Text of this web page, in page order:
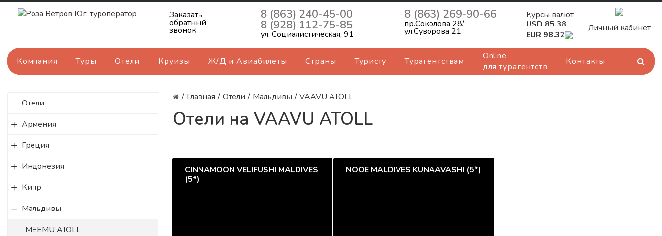
Заказать
обратный
звонок
8 (863) 240-45-00
8 (928) 112-75-85
ул. Социалистическая, 91
8 (863) 269-90-66
пр.Соколова 28/
ул.Суворова 21
Курсы валют
USD 85.38
EUR 98.32
Личный кабинет
Компания Туры Отели Круизы Ж/Д и Авиабилеты Страны Туристу Турагентствам
Online
для турагентств
Контакты
/ Главная / Отели / Мальдивы / VAAVU ATOLL
Отели на VAAVU ATOLL
Отели
Армения
Греция
Индонезия
Кипр
Мальдивы
MEEMU ATOLL
CINNAMOON VELIFUSHI MALDIVES
(5*)
NOOE MALDIVES KUNAAVASHI (5*)